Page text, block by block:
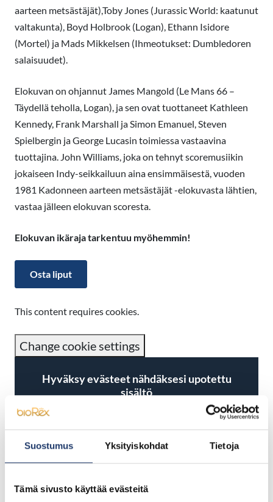
Suostumus Yksityiskohdat Tietoja
Tämä sivusto käyttää evästeitä
aarteen metsästäjät),Toby Jones (Jurassic World: kaatunut
valtakunta), Boyd Holbrook (Logan), Ethann Isidore
(Mortel) ja Mads Mikkelsen (Ihmeotukset: Dumbledoren
salaisuudet).
Elokuvan on ohjannut James Mangold (Le Mans 66 –
Täydellä teholla, Logan), ja sen ovat tuottaneet Kathleen
Kennedy, Frank Marshall ja Simon Emanuel, Steven
Spielbergin ja George Lucasin toimiessa vastaavina
tuottajina. John Williams, joka on tehnyt scoremusiikin
jokaiseen Indy-seikkailuun aina ensimmäisestä, vuoden
1981 Kadonneen aarteen metsästäjät -elokuvasta lähtien,
vastaa jälleen elokuvan scoresta.
Elokuvan ikäraja tarkentuu myöhemmin!
Osta liput
This content requires cookies.
Change cookie settings
Hyväksy evästeet nähdäksesi upotettu
sisältö
Jaa Facebookissa
Jaa Twitterissä